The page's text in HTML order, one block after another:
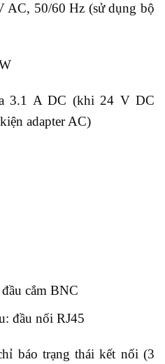
AC, 50/60 Hz (sử dụng bộ
3.1 A DC (khi 24 V DC
adapter AC)
cắm BNC
đầu nối RJ45
báo trạng thái kết nối (3